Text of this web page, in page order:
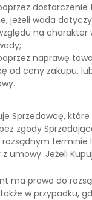
jeżeli wada
na
naprawę
od ceny zakupu,
Sprzedawcę, które
zgody
terminie
umowy. Jeżeli
ma prawo do
w przypadku,